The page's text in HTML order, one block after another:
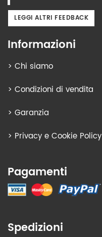
LEGGI ALTRI FEEDBACK
Informazioni
> Chi siamo
> Condizioni di vendita
> Garanzia
> Privacy e Cookie Policy
Pagamenti
Spedizioni